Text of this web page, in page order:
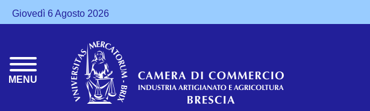
Giovedì 6 Agosto 2026
MENU